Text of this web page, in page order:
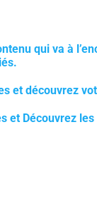
qui va à
et découvrez
et Découvrez